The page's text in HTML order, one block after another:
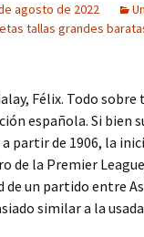
agosto de 2022
tallas grandes
Félix. Todo sobre
española. Si bien
a partir de 1906, la
de la Premier
de un partido entre
similar a la